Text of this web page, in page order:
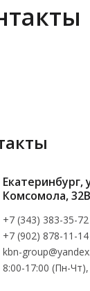
Екатеринбург,
Комсомола, 32В
+7 (343) 383-35-72
+7 (902) 878-11-14
kbn-
8:00-17:00 (Пн-